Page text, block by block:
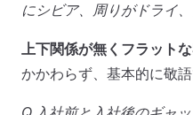
にシビア、周りがドライ
上下関係が無くフラット
かかわらず、基本的に敬語